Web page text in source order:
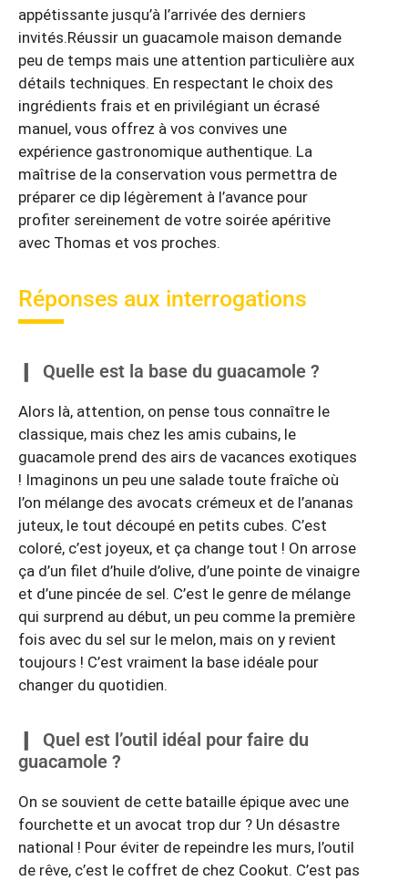
appétissante jusqu’à l’arrivée des derniers
invités.Réussir un guacamole maison demande
peu de temps mais une attention particulière aux
détails techniques. En respectant le choix des
ingrédients frais et en privilégiant un écrasé
manuel, vous offrez à vos convives une
expérience gastronomique authentique. La
maîtrise de la conservation vous permettra de
préparer ce dip légèrement à l’avance pour
profiter sereinement de votre soirée apéritive
avec Thomas et vos proches.
Réponses aux interrogations
Quelle est la base du guacamole ?
Alors là, attention, on pense tous connaître le
classique, mais chez les amis cubains, le
guacamole prend des airs de vacances exotiques
! Imaginons un peu une salade toute fraîche où
l’on mélange des avocats crémeux et de l’ananas
juteux, le tout découpé en petits cubes. C’est
coloré, c’est joyeux, et ça change tout ! On arrose
ça d’un filet d’huile d’olive, d’une pointe de vinaigre
et d’une pincée de sel. C’est le genre de mélange
qui surprend au début, un peu comme la première
fois avec du sel sur le melon, mais on y revient
toujours ! C’est vraiment la base idéale pour
changer du quotidien.
Quel est l’outil idéal pour faire du
guacamole ?
On se souvient de cette bataille épique avec une
fourchette et un avocat trop dur ? Un désastre
national ! Pour éviter de repeindre les murs, l’outil
de rêve, c’est le coffret de chez Cookut. C’est pas